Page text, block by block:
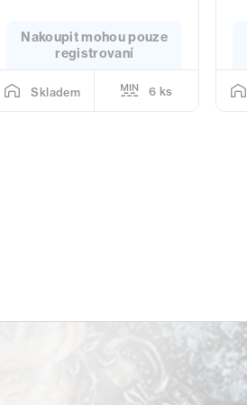
Nakoupit mohou pouze
registrovaní
Skladem 6 ks